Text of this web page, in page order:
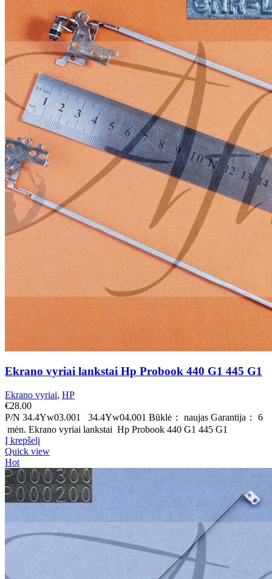
Ekrano vyriai lankstai Hp Probook 440 G1 445 G1
Ekrano vyriai, HP
€28.00
P/N 34.4Yw03.001 34.4Yw04.001 Būklė： naujas Garantija： 6
mėn. Ekrano vyriai lankstai Hp Probook 440 G1 445 G1
Į krepšelį
Quick view
Hot